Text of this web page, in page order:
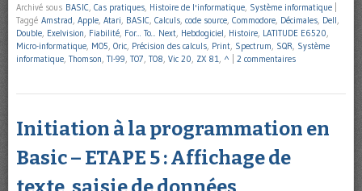
Archivé sous BASIC Cas pratiques Histoire de l'informatique Système informatique
Taggé Amstrad Apple Atari BASIC Calculs code source Commodore Décimales Dell
Double Exelvision Fiabilité For... To... Next Hebdogiciel Histoire LATITUDE E6520
Micro-informatique MO5 Oric Précision des calculs Print Spectrum SQR Système
informatique Thomson TI-99 TO7 TO8 Vic 20 ZX 81 ^ 2 commentaires
Initiation à la programmation en
Basic – ETAPE 5 : Affichage de